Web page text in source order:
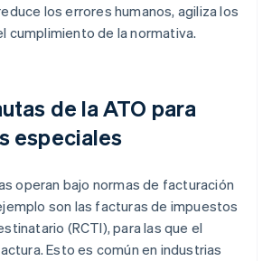
los errores humanos, agiliza los
cumplimiento de la normativa.
de la ATO para
especiales
operan bajo normas de facturación
son las facturas de impuestos
(RCTI), para las que el
Esto es común en industrias